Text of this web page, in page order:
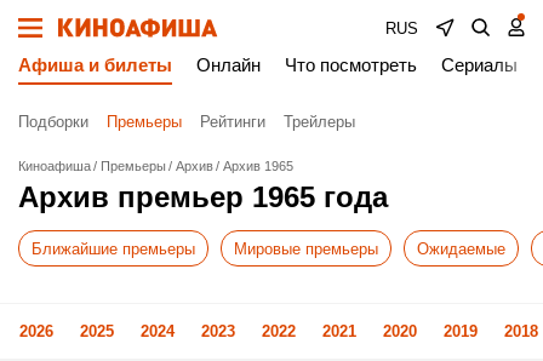
RUS
Афиша и билеты Онлайн Что посмотреть Сериалы
Подборки Премьеры Рейтинги Трейлеры
Киноафиша Премьеры Архив Архив 1965
Архив премьер 1965 года
Ближайшие премьеры Мировые премьеры Ожидаемые
2026 2025 2024 2023 2022 2021 2020 2019 2018